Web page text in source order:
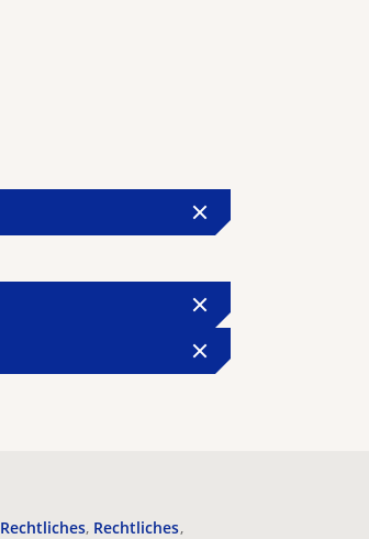
Rechtliches Rechtliches